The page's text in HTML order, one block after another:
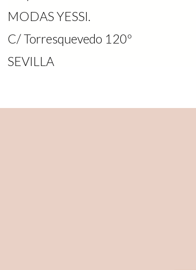
MODAS YESSI.
C/ Torresquevedo 120º
SEVILLA